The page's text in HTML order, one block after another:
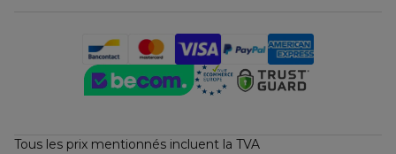
Tous les prix mentionnés incluent la TVA